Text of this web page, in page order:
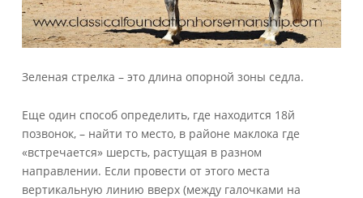
Зеленая стрелка – это длина опорной зоны седла.
Еще один способ определить, где находится 18й
позвонок, – найти то место, в районе маклока где
«встречается» шерсть, растущая в разном
направлении. Если провести от этого места
вертикальную линию вверх (между галочками на